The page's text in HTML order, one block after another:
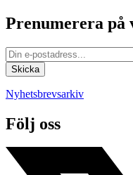
Prenumerera på
Nyhetsbrevsarkiv
Följ oss